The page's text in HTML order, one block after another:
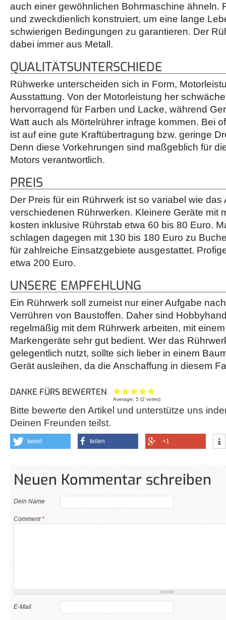
auch einer gewöhnlichen Bohrmaschine ähneln.
und zweckdienlich konstruiert, um eine lange
schwierigen Bedingungen zu garantieren. Der
dabei immer aus Metall.
QUALITÄTSUNTERSCHIEDE
Rühwerke unterscheiden sich in Form,
Ausstattung. Von der Motorleistung her
hervorragend für Farben und Lacke, während
Watt auch als Mörtelrührer infrage kommen. Bei
ist auf eine gute Kraftübertragung bzw. geringe
Denn diese Vorkehrungen sind maßgeblich für
Motors verantwortlich.
PREIS
Der Preis für ein Rührwerk ist so variabel wie das
verschiedenen Rührwerken. Kleinere Geräte mit
kosten inklusive Rührstab etwa 60 bis 80 Euro.
schlagen dagegen mit 130 bis 180 Euro zu
für zahlreiche Einsatzgebiete ausgestattet.
etwa 200 Euro.
UNSERE EMPFEHLUNG
Ein Rührwerk soll zumeist nur einer Aufgabe
Verrühren von Baustoffen. Daher sind
regelmäßig mit dem Rührwerk arbeiten, mit
Markengeräte sehr gut bedient. Wer das
gelegentlich nutzt, sollte sich lieber in einem
Gerät ausleihen, da die Anschaffung in diesem
DANKE FÜRS BEWERTEN
Average:5 (2 votes)
Bitte bewerte den Artikel und unterstütze uns
Deinen Freunden teilst.
tweet teilen +1
Neuen Kommentar schreiben
Dein Name
Comment*
E-Mail